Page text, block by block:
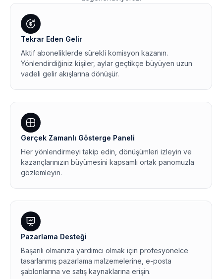
Tekrar Eden Gelir
Aktif aboneliklerde sürekli komisyon kazanın.
Yönlendirdiğiniz kişiler, aylar geçtikçe büyüyen uzun
vadeli gelir akışlarına dönüşür.
Gerçek Zamanlı Gösterge Paneli
Her yönlendirmeyi takip edin, dönüşümleri izleyin ve
kazançlarınızın büyümesini kapsamlı ortak panomuzla
gözlemleyin.
Pazarlama Desteği
Başarılı olmanıza yardımcı olmak için profesyonelce
tasarlanmış pazarlama malzemelerine, e-posta
şablonlarına ve satış kaynaklarına erişin.